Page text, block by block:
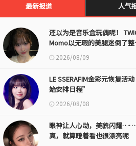
最新报道 人气
还以为是音乐盒玩偶呢！
Momo以无瑕的美腿迷倒了
岛 2026/08/09
LE SSERAFIM金彩元恢复活
始安排日程”
2026/08/08
眼神让人心动，美貌闪耀
真，就算瞪着看也很漂亮呢